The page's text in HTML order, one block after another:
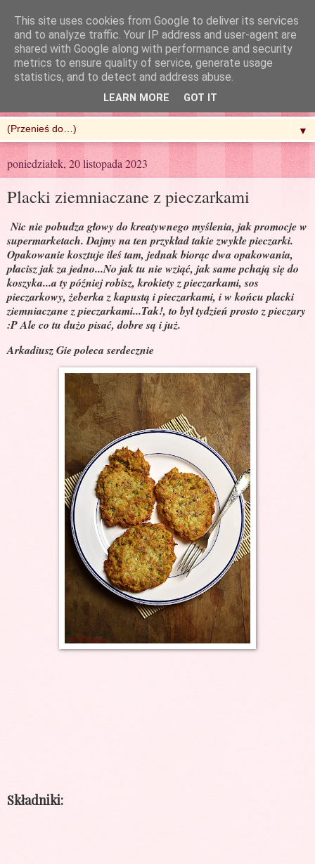
R'n'G Kitchen
▼
poniedziałek, 20 listopada 2023
Placki ziemniaczane z pieczarkami
Nic nie pobudza głowy do kreatywnego myślenia, jak promocje w
supermarketach. Dajmy na ten przykład takie zwykłe pieczarki.
Opakowanie kosztuje ileś tam, jednak biorąc dwa opakowania,
płacisz jak za jedno...No jak tu nie wziąć, jak same pchają się do
koszyka...a ty później robisz, krokiety z pieczarkami, sos
pieczarkowy, żeberka z kapustą i pieczarkami, i w końcu placki
ziemniaczane z pieczarkami...Tak!, to był tydzień prosto z pieczary
:P Ale co tu dużo pisać, dobre są i już.
Arkadiusz Gie poleca serdecznie
Składniki:
This site uses cookies from Google to deliver its services
and to analyze traffic. Your IP address and user-agent are
shared with Google along with performance and security
metrics to ensure quality of service, generate usage
statistics, and to detect and address abuse.
LEARN MORE GOT IT